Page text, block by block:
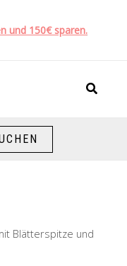
und 150€ sparen.
Blätterspitze und